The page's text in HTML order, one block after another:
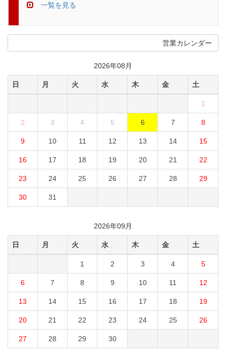
一覧を見る
営業カレンダー
2026年08月
日 月 火 水 木 金 土
1
2 3 4 5 6 7 8
9 10 11 12 13 14 15
16 17 18 19 20 21 22
23 24 25 26 27 28 29
30 31
2026年09月
日 月 火 水 木 金 土
1 2 3 4 5
6 7 8 9 10 11 12
13 14 15 16 17 18 19
20 21 22 23 24 25 26
27 28 29 30